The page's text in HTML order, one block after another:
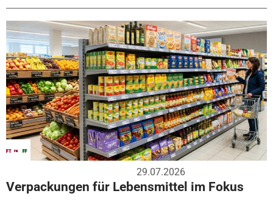
29.07.2026
Verpackungen für Lebensmittel im Fokus